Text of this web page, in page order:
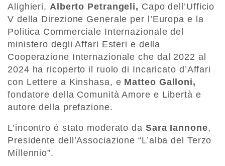
Alighieri, Alberto Petrangeli, Capo dell’Ufficio
V della Direzione Generale per l’Europa e la
Politica Commerciale Internazionale del
ministero degli Affari Esteri e della
Cooperazione Internazionale che dal 2022 al
2024 ha ricoperto il ruolo di Incaricato d’Affari
con Lettere a Kinshasa, e Matteo Galloni,
fondatore della Comunità Amore e Libertà e
autore della prefazione.
L’incontro è stato moderato da Sara Iannone,
Presidente dell’Associazione “L’alba del Terzo
Millennio”.